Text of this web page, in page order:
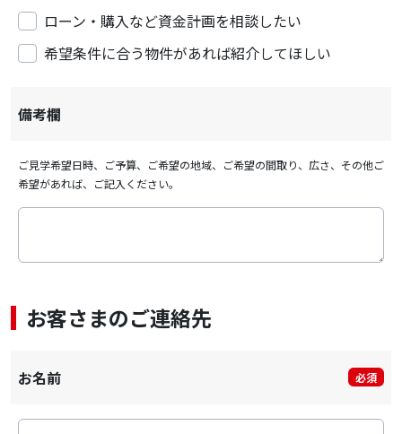
ローン・購入など資金計画を相談したい
希望条件に合う物件があれば紹介してほしい
備考欄
ご見学希望日時、ご予算、ご希望の地域、ご希望の間取り、広さ、その他ご
希望があれば、ご記入ください。
お客さまのご連絡先
お名前 必須